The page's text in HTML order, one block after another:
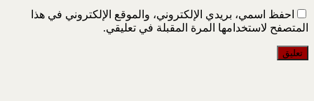
احفظ اسمي، بريدي الإلكتروني، والموقع الإلكتروني في هذا
المتصفح لاستخدامها المرة المقبلة في تعليقي.